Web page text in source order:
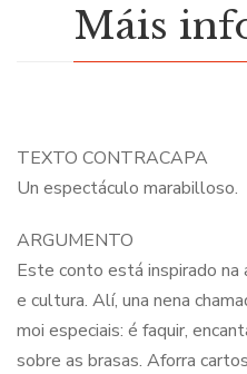
Máis
TEXTO CONTRACAPA
Un espectáculo marabilloso.
ARGUMENTO
Este conto está inspirado na
e cultura. Alí, una nena
moi especiais: é faquir,
sobre as brasas. Aforra